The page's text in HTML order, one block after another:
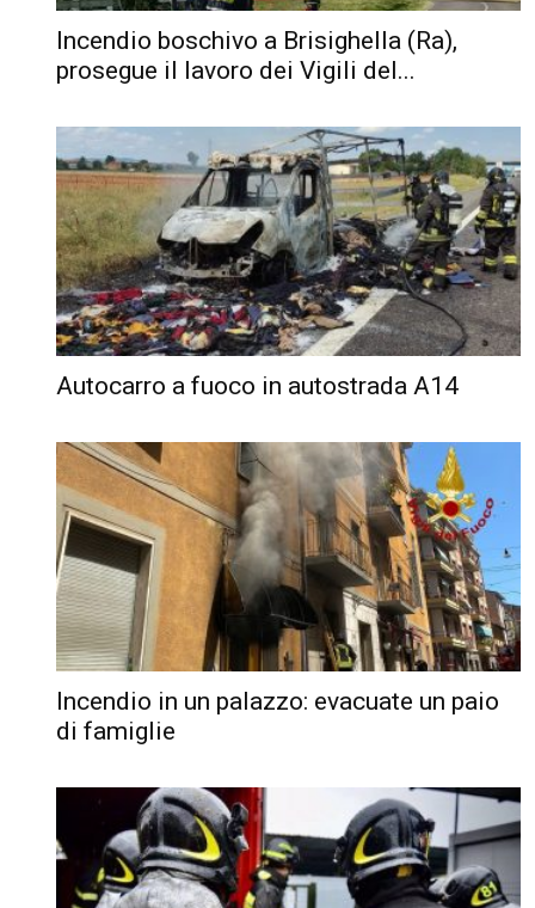
Incendio boschivo a Brisighella (Ra),
prosegue il lavoro dei Vigili del...
Autocarro a fuoco in autostrada A14
Incendio in un palazzo: evacuate un paio
di famiglie